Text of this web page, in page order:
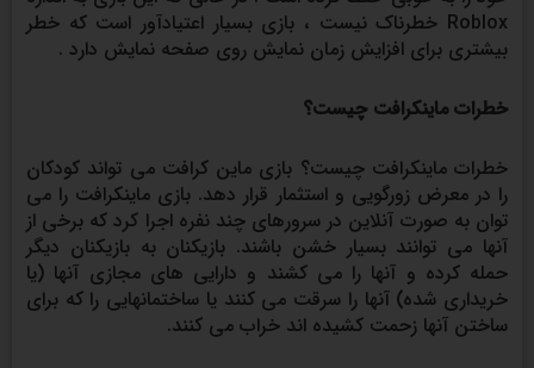
Roblox خطرناک نیست ، بازی بسیار اعتیادآور است که خطر
بیشتری برای افزایش زمان نمایش روی صفحه نمایش دارد .
خطرات ماینکرافت چیست؟
خطرات ماینکرافت چیست؟ بازی ماین کرافت می تواند کودکان
را در معرض زورگویی و استثمار قرار دهد. بازی ماینکرافت را می
توان به صورت آنلاین در سرورهای چند نفره اجرا کرد که برخی از
آنها می توانند بسیار خشن باشند. بازیکنان به بازیکنان دیگر
حمله کرده و آنها را می کشند و دارایی های مجازی آنها (یا
خریداری شده) آنها را سرقت می کنند یا ساختمانهایی را که برای
ساختن آنها زحمت کشیده اند خراب می کنند.